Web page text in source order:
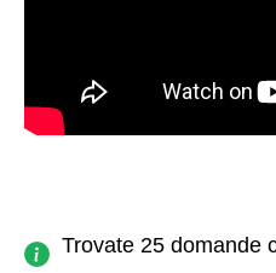
Trovate 25 domande